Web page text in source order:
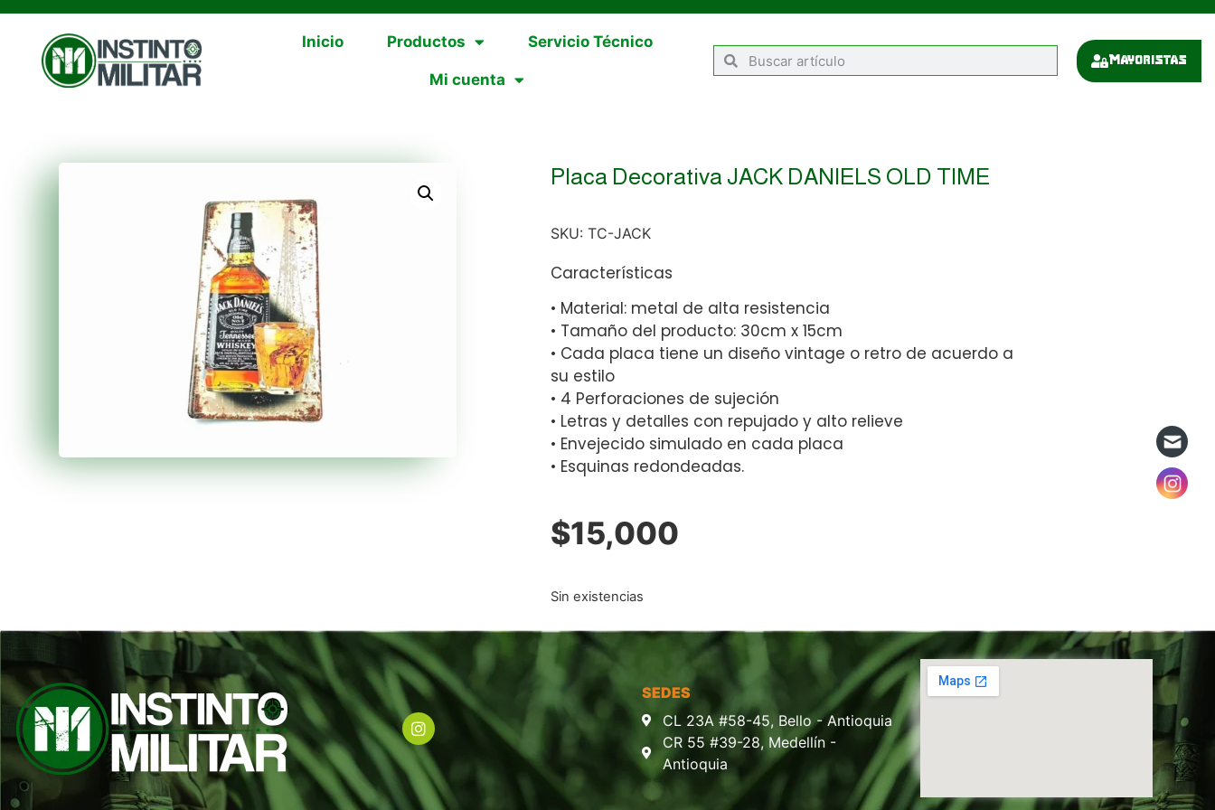
Inicio Productos Servicio Técnico
Mi cuenta
Mayoristas
Placa Decorativa JACK DANIELS OLD TIME
SKU: TC-JACK
Características
• Material: metal de alta resistencia
• Tamaño del producto: 30cm x 15cm
• Cada placa tiene un diseño vintage o retro de acuerdo a
su estilo
• 4 Perforaciones de sujeción
• Letras y detalles con repujado y alto relieve
• Envejecido simulado en cada placa
• Esquinas redondeadas.
$15,000
Sin existencias
SEDES
CL 23A #58-45, Bello - Antioquia
CR 55 #39-28, Medellín -
Antioquia